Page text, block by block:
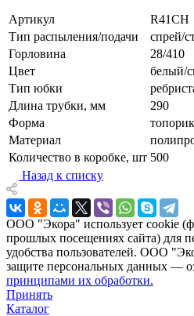
Артикул
R41CH
Тип распыления/подачи
спрей/
Горловина
28/410
Цвет
белый/
Тип юбки
Длина трубки, мм
290
Форма
топорик
Материал
Количество в коробке, шт 500
Назад к списку
ООО "Экора" использует cookie
прошлых посещениях сайта) для
удобства пользователей. ООО
защите персональных данных —
принципами их обработки.
Принять
Каталог